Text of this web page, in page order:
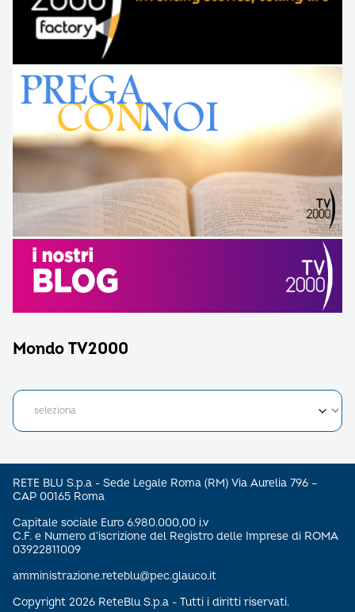
Mondo TV2000
RETE BLU S.p.a - Sede Legale Roma (RM) Via Aurelia 796 –
CAP 00165 Roma
Capitale sociale Euro 6.980.000,00 i.v
C.F. e Numero d’iscrizione del Registro delle Imprese di ROMA
03922811009
amministrazione.reteblu@pec.glauco.it
Copyright 2026 ReteBlu S.p.a - Tutti i diritti riservati.